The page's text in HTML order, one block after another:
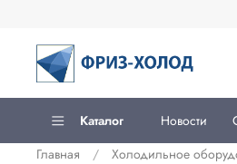
Каталог Новости
Главная
Холодильное